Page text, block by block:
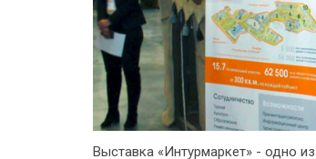
Выставка «Интурмаркет» - одно